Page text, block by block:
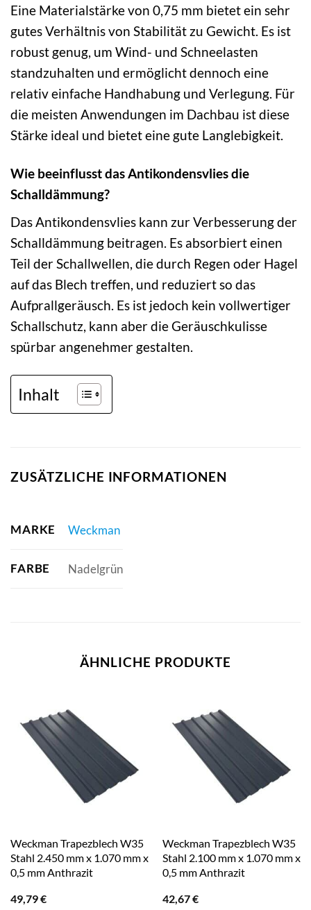
Eine Materialstärke von 0,75 mm bietet ein sehr
gutes Verhältnis von Stabilität zu Gewicht. Es ist
robust genug, um Wind- und Schneelasten
standzuhalten und ermöglicht dennoch eine
relativ einfache Handhabung und Verlegung. Für
die meisten Anwendungen im Dachbau ist diese
Stärke ideal und bietet eine gute Langlebigkeit.
Wie beeinflusst das Antikondensvlies die
Schalldämmung?
Das Antikondensvlies kann zur Verbesserung der
Schalldämmung beitragen. Es absorbiert einen
Teil der Schallwellen, die durch Regen oder Hagel
auf das Blech treffen, und reduziert so das
Aufprallgeräusch. Es ist jedoch kein vollwertiger
Schallschutz, kann aber die Geräuschkulisse
spürbar angenehmer gestalten.
Inhalt
ZUSÄTZLICHE INFORMATIONEN
MARKE Weckman
FARBE Nadelgrün
ÄHNLICHE PRODUKTE
Weckman Trapezblech W35
Stahl 2.450 mm x 1.070 mm x
0,5 mm Anthrazit
49,79€
Weckman Trapezblech W35
Stahl 2.100 mm x 1.070 mm x
0,5 mm Anthrazit
42,67€